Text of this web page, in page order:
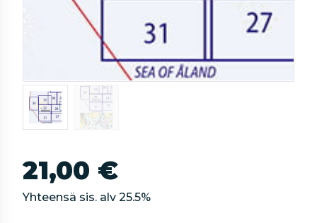
21,00 €
Yhteensä sis. alv 25.5%